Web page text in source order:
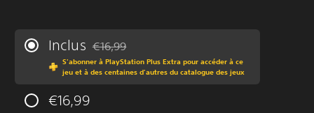
Inclus Remise par rapport au prix d'origine de €16,99
€16,99
S'abonner à PlayStation Plus Extra pour accéder à ce
jeu et à des centaines d'autres du catalogue des jeux
€16,99